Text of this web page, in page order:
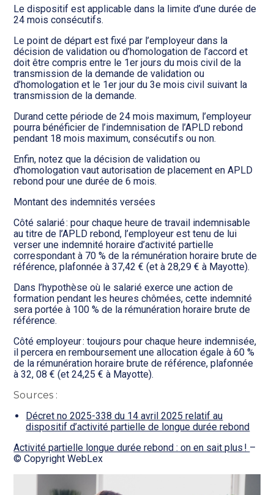
Le dispositif est applicable dans la limite d’une durée de
24 mois consécutifs.
Le point de départ est fixé par l’employeur dans la
décision de validation ou d’homologation de l’accord et
doit être compris entre le 1er jours du mois civil de la
transmission de la demande de validation ou
d’homologation et le 1er jour du 3e mois civil suivant la
transmission de la demande.
Durand cette période de 24 mois maximum, l’employeur
pourra bénéficier de l’indemnisation de l’APLD rebond
pendant 18 mois maximum, consécutifs ou non.
Enfin, notez que la décision de validation ou
d’homologation vaut autorisation de placement en APLD
rebond pour une durée de 6 mois.
Montant des indemnités versées
Côté salarié : pour chaque heure de travail indemnisable
au titre de l’APLD rebond, l’employeur est tenu de lui
verser une indemnité horaire d’activité partielle
correspondant à 70 % de la rémunération horaire brute de
référence, plafonnée à 37,42 € (et à 28,29 € à Mayotte).
Dans l’hypothèse où le salarié exerce une action de
formation pendant les heures chômées, cette indemnité
sera portée à 100 % de la rémunération horaire brute de
référence.
Côté employeur : toujours pour chaque heure indemnisée,
il percera en remboursement une allocation égale à 60 %
de la rémunération horaire brute de référence, plafonnée
à 32, 08 € (et 24,25 € à Mayotte).
Sources :
Décret no 2025-338 du 14 avril 2025 relatif au
dispositif d’activité partielle de longue durée rebond
Activité partielle longue durée rebond : on en sait plus ! –
© Copyright WebLex